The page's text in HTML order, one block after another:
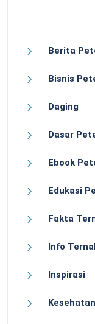
Berita
Bisnis
Daging
Dasar
Ebook
Edukasi
Fakta
Info
Inspirasi